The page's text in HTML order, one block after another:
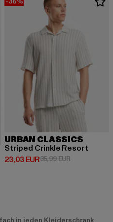
URBAN CLASSICS
Striped Crinkle Resort
23,03 EUR
Derzeitiger Preis: 23,03 EUR
35,99 EURAktionspreis:
in jeden Kleiderschrank